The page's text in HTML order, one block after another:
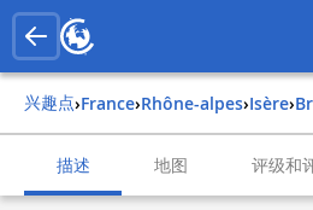
兴趣点› france› rhône-alpes› isère›
描述 地图 评级和